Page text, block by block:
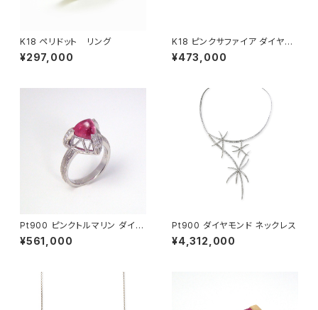
K18 ペリドット リング
¥297,000
K18 ピンクサファイア ダイヤモ
ンド リング
¥473,000
Pt900 ピンクトルマリン ダイヤ
モンド リング
¥561,000
Pt900 ダイヤモンド ネックレス
¥4,312,000